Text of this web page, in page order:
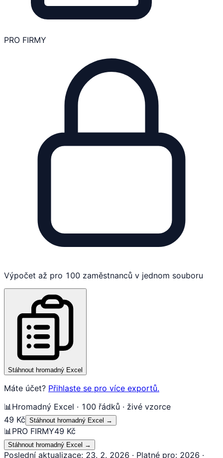
PRO FIRMY
Výpočet až pro 100 zaměstnanců v jednom souboru
Stáhnout hromadný Excel
Máte účet? Přihlaste se pro více exportů.
📊 Hromadný Excel · 100 řádků · živé vzorce
49 Kč Stáhnout hromadný Excel →
📊 PRO FIRMY49 Kč
Stáhnout hromadný Excel →
Poslední aktualizace: 23. 2. 2026 · Platné pro: 2026 ·